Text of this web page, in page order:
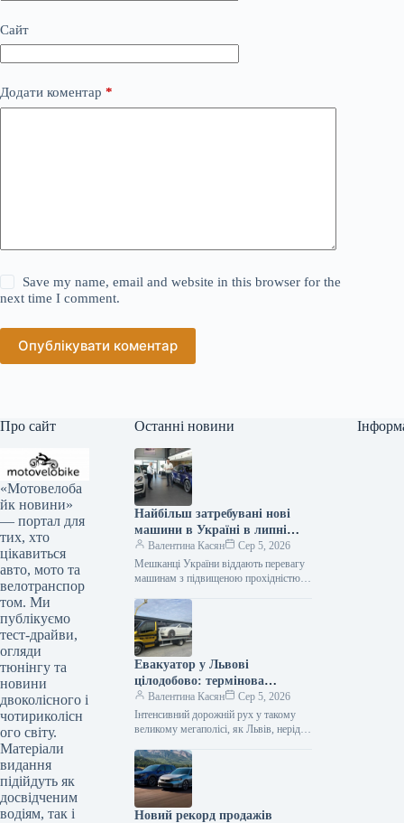
Сайт
Додати коментар *
Save my name, email and website in this browser for the
next time I comment.
Опублікувати коментар
Про сайт
«Мотовелоба
йк новини»
— портал для
тих, хто
цікавиться
авто, мото та
велотранспор
том. Ми
публікуємо
тест-драйви,
огляди
тюнінгу та
новини
двоколісного і
чотириколісн
ого світу.
Матеріали
видання
підійдуть як
досвідченим
водіям, так і
Останні новини
Найбільш затребувані нові
машини в Україні в липні
2026 року
Валентина Касян
Сер 5, 2026
Мешканці України віддають перевагу
машинам з підвищеною прохідністю.
2026 році домінують кросовери. За
липень місяць…
Евакуатор у Львові
цілодобово: термінова
автодопомога від Gold
Evakuator
Валентина Касян
Сер 5, 2026
Інтенсивний дорожній рух у такому
великому мегаполісі, як Львів, нерідко
ситуаціями, поломками або ДТП. У
подібних випадках водієві…
Новий рекорд продажів